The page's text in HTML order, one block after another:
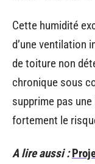
Cette humidité
d’une ventilation
de toiture non
chronique sous
supprime pas
fortement le
A lire aussi :